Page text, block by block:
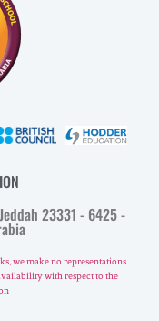
23331 - 6425 -
we make no representations
with respect to the